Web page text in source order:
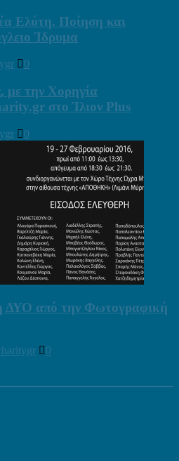
Ελύτη. Ποίηση και
Ίδρυμα
0
με την Χορηγία
στο Ίλιον Plus
0
ΔΥΟ από την Φωτογραφική
0